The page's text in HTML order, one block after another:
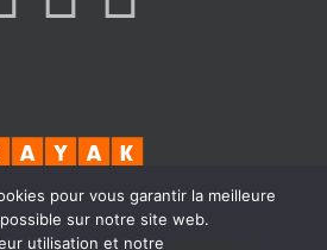
pour vous garantir la meilleure
sur notre site web.
utilisation et notre